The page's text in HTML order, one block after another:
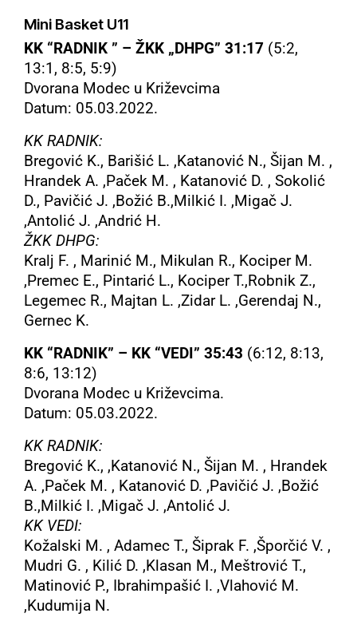
Mini Basket U11
KK “RADNIK ” – ŽKK „DHPG” 31:17 (5:2,
13:1, 8:5, 5:9)
Dvorana Modec u Križevcima
Datum: 05.03.2022.
KK RADNIK:
Bregović K., Barišić L. ,Katanović N., Šijan M. ,
Hrandek A. ,Paček M. , Katanović D. , Sokolić
D., Pavičić J. ,Božić B.,Milkić I. ,Migač J.
,Antolić J. ,Andrić H.
ŽKK DHPG:
Kralj F. , Marinić M., Mikulan R., Kociper M.
,Premec E., Pintarić L., Kociper T.,Robnik Z.,
Legemec R., Majtan L. ,Zidar L. ,Gerendaj N.,
Gernec K.
KK “RADNIK” – KK “VEDI” 35:43 (6:12, 8:13,
8:6, 13:12)
Dvorana Modec u Križevcima.
Datum: 05.03.2022.
KK RADNIK:
Bregović K., ,Katanović N., Šijan M. , Hrandek
A. ,Paček M. , Katanović D. ,Pavičić J. ,Božić
B.,Milkić I. ,Migač J. ,Antolić J.
KK VEDI:
Kožalski M. , Adamec T., Šiprak F. ,Šporčić V. ,
Mudri G. , Kilić D. ,Klasan M., Meštrović T.,
Matinović P., Ibrahimpašić I. ,Vlahović M.
,Kudumija N.